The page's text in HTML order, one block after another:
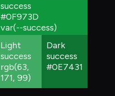
success
#0F973D
var(--success)
Light
success
rgb(63,
171, 99)
Dark
success
#0E7431